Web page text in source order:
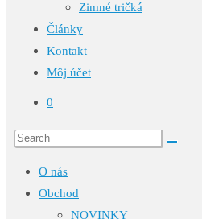
Zimné tričká
Články
Kontakt
Môj účet
0
O nás
Obchod
NOVINKY